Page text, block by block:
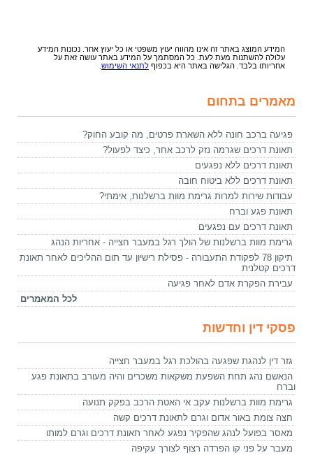
המידע המוצג באתר זה אינו מהווה יעוץ משפטי או כל יעוץ אחר. נכונות המידע
עלולה להשתנות מעת לעת. כל המסתמך על המידע באתר עושה זאת על
אחריותו בלבד. הגלישה באתר היא בכפוף לתנאי השימוש
מאמרים בתחום
פגיעה ברכב חונה ללא השארת פרטים, מה קובע החוק?
תאונת דרכים שגרמה נזק לרכב אחר, כיצד לפעול?
תאונת דרכים ללא נפגעים
תאונת דרכים ללא ביטוח חובה
עבודות שירות למרות גרימת מוות ברשלנות, אימתי?
תאונת פגע וברח
תאונת דרכים עם נפגעים
גרימת מוות ברשלנות של הולך רגל במעבר חצייה - אחריות הנהג
תיקון 78 לפקודת התעבורה - פסילת רישיון עד תום ההליכים לאחר תאונת
דרכים קטלנית
עבירת הפקרת אדם לאחר פגיעה
לכל המאמרים
פסקי דין וחדשות
גזר דין לנהגת שפגעה בהולכת רגל במעבר חצייה
הנאשם נהג תחת השפעת משקאות משכרים והיה מעורב בתאונת פגע
וברח
גרימת מוות ברשלנות עקב אי האטת הרכב בפקק תנועה
חצה צומת באור אדום וגרם לתאונת דרכים קשה
מאסר בפועל לנהג שהפקיר נפגע לאחר תאונת דרכים וגרם למותו
מעבר על פני קו הפרדה רצוף לצורך עקיפה